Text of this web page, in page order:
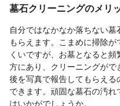
墓石クリーニングのメリ
自分ではなかなか落ちない
もらえます。こまめに掃除
くいですが、お墓となると
方にあり、クリーニングが
後を写真で報告してもらえ
できます。頑固な墓石の汚
はいかがでしょうか。